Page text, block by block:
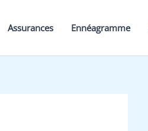
Assurances Ennéagramme